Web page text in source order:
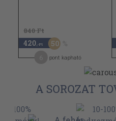
840 Ft
420 ,-Ft 50
pont kapható
A SOROZAT